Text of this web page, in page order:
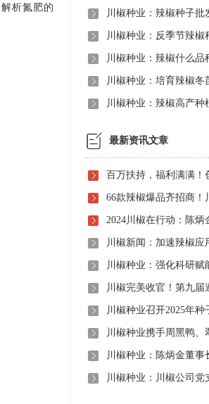
析氮肥的
最新资讯文章